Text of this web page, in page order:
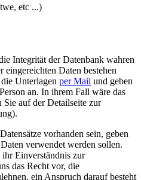
etc ...)
Integrität der Datenbank wahren
eingereichten Daten bestehen
Unterlagen per Mail und geben
an. In ihrem Fall wäre das
auf der Detailseite zur
vorhanden sein, geben
verwendet werden sollen.
Einverständnis zur
das Recht vor, die
ein Anspruch darauf besteht